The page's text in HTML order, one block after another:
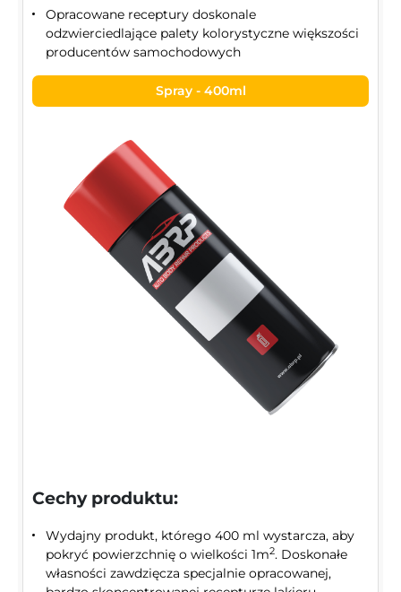
Opracowane receptury doskonale
odzwierciedlające palety kolorystyczne większości
producentów samochodowych
Spray - 400ml
Cechy produktu:
Wydajny produkt, którego 400 ml wystarcza, aby
pokryć powierzchnię o wielkości 1m2. Doskonałe
własności zawdzięcza specjalnie opracowanej,